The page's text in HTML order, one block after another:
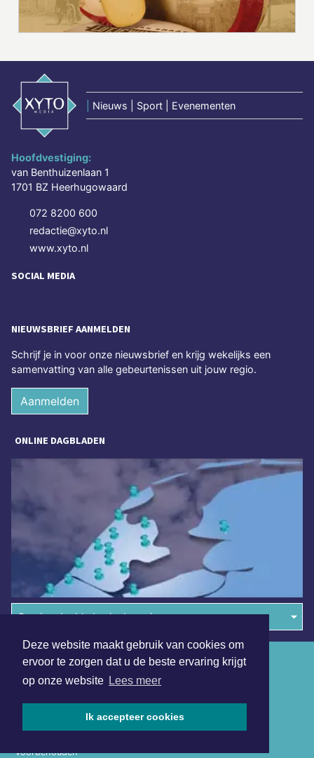
Deze website maakt gebruik van cookies om
ervoor te zorgen dat u de beste ervaring krijgt
op onze website Lees meer
Ik accepteer cookies
Nieuws | Sport | Evenementen
Hoofdvestiging:
van Benthuizenlaan 1
1701 BZ Heerhugowaard
072 8200 600
redactie@xyto.nl
www.xyto.nl
SOCIAL MEDIA
NIEUWSBRIEF AANMELDEN
Schrijf je in voor onze nieuwsbrief en krijg wekelijks een
samenvatting van alle gebeurtenissen uit jouw regio.
Aanmelden
ONLINE DAGBLADEN
Overige dagbladen in de regio
voorbehouden
Algemene voorwaarden
Disclaimer